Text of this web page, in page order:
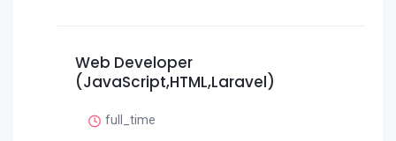
Web Developer
(JavaScript,HTML,Laravel)
full_time